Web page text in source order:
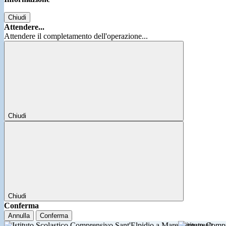
Chiudi
Attendere...
Attendere il completamento dell'operazione...
Chiudi
Chiudi
Conferma
Annulla Conferma